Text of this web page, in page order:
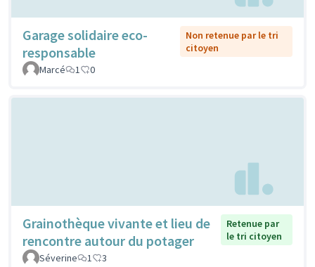
Garage solidaire eco-
responsable
Non retenue par le tri
citoyen
Marcé
1 0
Grainothèque vivante et lieu de
rencontre autour du potager
Retenue par
le tri citoyen
Séverine
1 3